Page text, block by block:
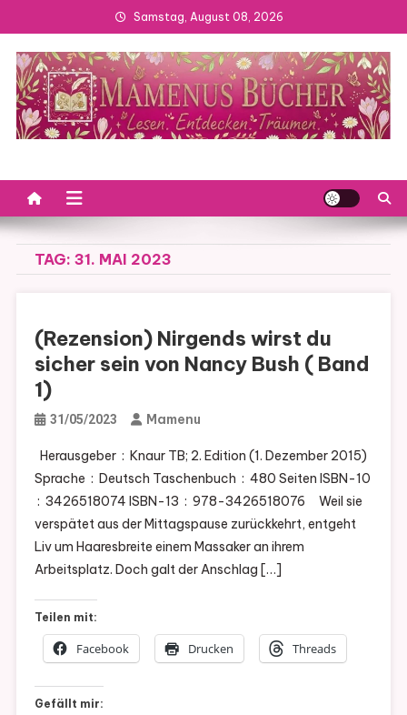
to
content
Samstag, August 08, 2026
TAG: 31. MAI 2023
(Rezension) Nirgends wirst du
sicher sein von Nancy Bush ( Band
1)
31/05/2023 Mamenu
Herausgeber ‏ : ‎ Knaur TB; 2. Edition (1. Dezember 2015)
Sprache ‏ : ‎ Deutsch Taschenbuch ‏ : ‎ 480 Seiten ISBN-10
verspätet aus der Mittagspause zurückkehrt, entgeht
Liv um Haaresbreite einem Massaker an ihrem
Arbeitsplatz. Doch galt der Anschlag […]
Teilen mit:
Facebook Drucken Threads
Gefällt mir: